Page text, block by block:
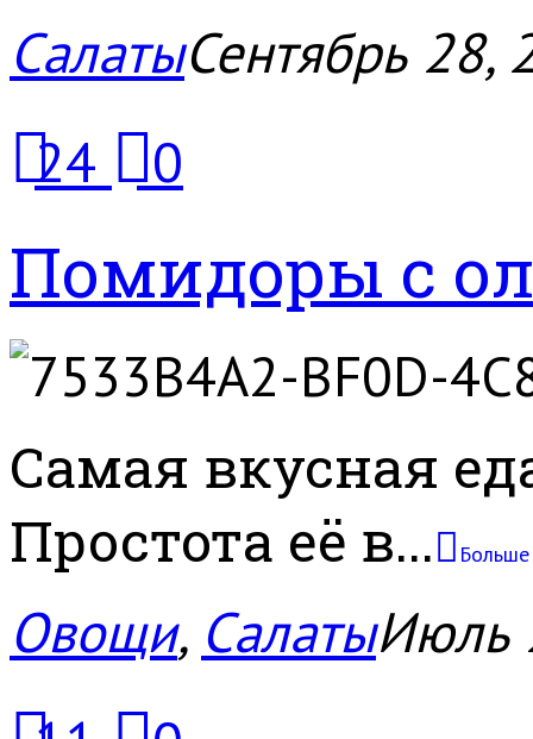
СалатыСентябрь 28,
24
0
Помидоры с
Самая вкусная
Простота её в...
Овощи, СалатыИюль